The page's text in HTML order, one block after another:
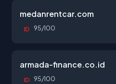
medanrentcar.com
ID 95/100
armada-finance.co.id
ID 95/100